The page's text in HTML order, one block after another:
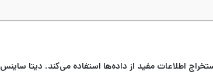
اطلاعات مفید از داده‌ها استفاده می‌کند. دیتا